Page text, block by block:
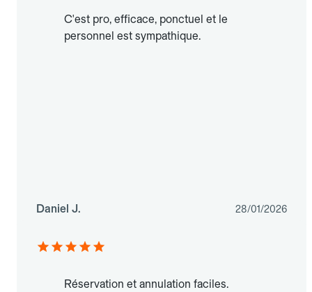
C'est pro, efficace, ponctuel et le
personnel est sympathique.
Daniel J. 28/01/2026
Réservation et annulation faciles.